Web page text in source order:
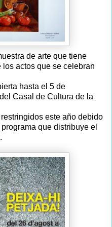
de arte que tiene
los actos que se celebran
hasta el 5 de
Casal de Cultura de la
este año debido
que distribuye el